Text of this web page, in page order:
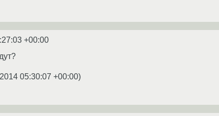
+00:00
05:30:07 +00:00)